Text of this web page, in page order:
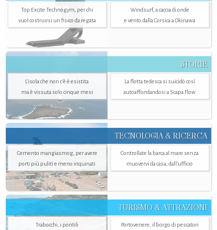
Top Excite Technogym, per chi
vuol costruirsi un fisico da regata
Windsurf, a caccia di onde
e vento dalla Corsica a Okinawa
STORIE
L’isola che non c'è è esistita
ma è vissuta solo cinque mesi
La flotta tedesca si suicidò così
autoaffondandosi a Scapa Flow
TECNOLOGIA & RICERCA
Cemento mangiasmog, per avere
porti più puliti e meno inquinati
Controllate la barca al mare senza
muovervi da casa, dall’ufficio
TURISMO & ATTRAZIONI
Trabocchi, i pontili
Portovenere, il borgo di pescatori